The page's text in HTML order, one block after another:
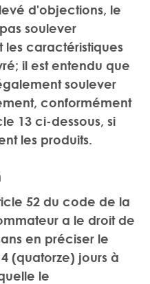
d'objections, le
soulever
caractéristiques
il est entendu que
soulever
conformément
13 ci-dessous, si
les produits.
52 du code de la
a le droit de
en préciser le
(quatorze) jours à
le